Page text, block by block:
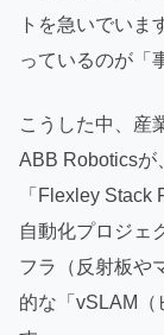
トを急いでいま
っているのが「
こうした中、産
ABB Roboticsが
「Flexley
自動化プロジェ
フラ（反射板や
的な「vSLAM（